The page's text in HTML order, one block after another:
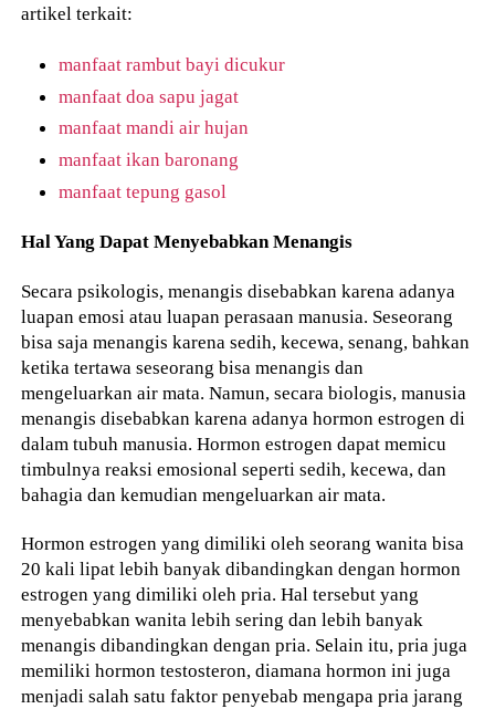
artikel terkait:
manfaat rambut bayi dicukur
manfaat doa sapu jagat
manfaat mandi air hujan
manfaat ikan baronang
manfaat tepung gasol
Hal Yang Dapat Menyebabkan Menangis
Secara psikologis, menangis disebabkan karena adanya
luapan emosi atau luapan perasaan manusia. Seseorang
bisa saja menangis karena sedih, kecewa, senang, bahkan
ketika tertawa seseorang bisa menangis dan
mengeluarkan air mata. Namun, secara biologis, manusia
menangis disebabkan karena adanya hormon estrogen di
dalam tubuh manusia. Hormon estrogen dapat memicu
timbulnya reaksi emosional seperti sedih, kecewa, dan
bahagia dan kemudian mengeluarkan air mata.
Hormon estrogen yang dimiliki oleh seorang wanita bisa
20 kali lipat lebih banyak dibandingkan dengan hormon
estrogen yang dimiliki oleh pria. Hal tersebut yang
menyebabkan wanita lebih sering dan lebih banyak
menangis dibandingkan dengan pria. Selain itu, pria juga
memiliki hormon testosteron, diamana hormon ini juga
menjadi salah satu faktor penyebab mengapa pria jarang